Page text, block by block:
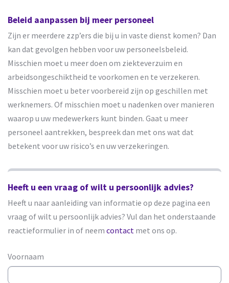
Beleid aanpassen bij meer personeel
Zijn er meerdere zzp’ers die bij u in vaste dienst komen? Dan
kan dat gevolgen hebben voor uw personeelsbeleid.
Misschien moet u meer doen om ziekteverzuim en
arbeidsongeschiktheid te voorkomen en te verzekeren.
Misschien moet u beter voorbereid zijn op geschillen met
werknemers. Of misschien moet u nadenken over manieren
waarop u uw medewerkers kunt binden. Gaat u meer
personeel aantrekken, bespreek dan met ons wat dat
betekent voor uw risico’s en uw verzekeringen.
Heeft u een vraag of wilt u persoonlijk advies?
Heeft u naar aanleiding van informatie op deze pagina een
vraag of wilt u persoonlijk advies? Vul dan het onderstaande
reactieformulier in of neem contact met ons op.
Voornaam